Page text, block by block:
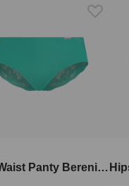
High Waist Panty Berenice